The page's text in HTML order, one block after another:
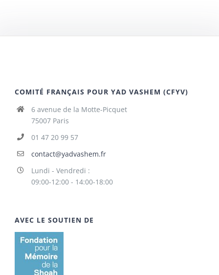
COMITÉ FRANÇAIS POUR YAD VASHEM (CFYV)
6 avenue de la Motte-Picquet
75007 Paris
01 47 20 99 57
contact@yadvashem.fr
Lundi - Vendredi :
09:00-12:00 - 14:00-18:00
AVEC LE SOUTIEN DE